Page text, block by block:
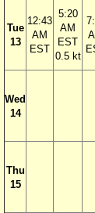
Tue
13
12:43
AM
EST
5:20
AM
EST
0.5 kt
Wed
14
Thu
15